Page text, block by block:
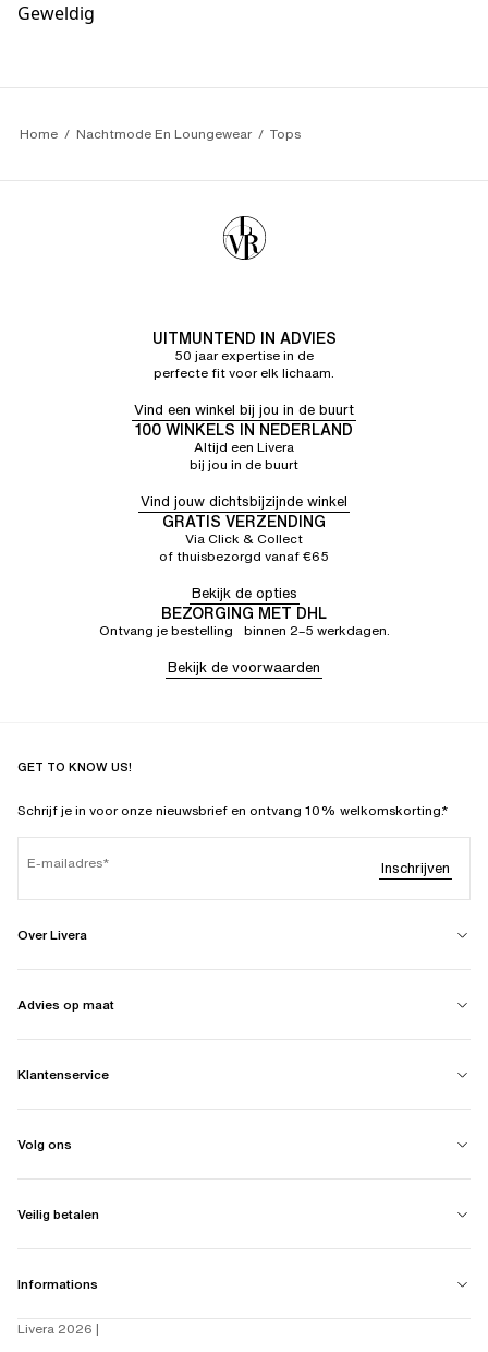
Geweldig
Home Nachtmode En Loungewear Tops
UITMUNTEND IN ADVIES
50 jaar expertise in de
perfecte fit voor elk lichaam.
Vind een winkel bij jou in de buurt
100 WINKELS IN NEDERLAND
Altijd een Livera
bij jou in de buurt
Vind jouw dichtsbijzijnde winkel
GRATIS VERZENDING
Via Click & Collect
of thuisbezorgd vanaf €65
Bekijk de opties
BEZORGING MET DHL
Ontvang je bestelling binnen 2–5 werkdagen.
Bekijk de voorwaarden
GET TO KNOW US!
Schrijf je in voor onze nieuwsbrief en ontvang 10% welkomskorting.*
E-mailadres Inschrijven
Over Livera
Advies op maat
Klantenservice
Volg ons
Veilig betalen
Informations
Livera 2026 |